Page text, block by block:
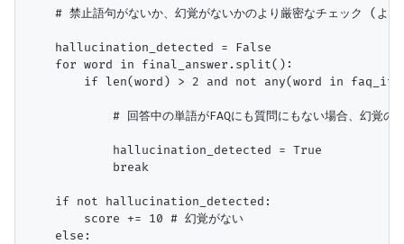
# 禁止語句がないか、幻覚がないかのより厳密なチェック (よ
    hallucination_detected = False
    for word in final_answer.split():
if len(word) > 2 and not any(word in
# 回答中の単語がFAQにも質問にもない場合、幻覚の
            hallucination_detected = True
            break
    if not hallucination_detected:
        score += 10 # 幻覚がない
    else: